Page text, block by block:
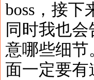
boss，接下
同时我也
意哪些细节
面一定要有